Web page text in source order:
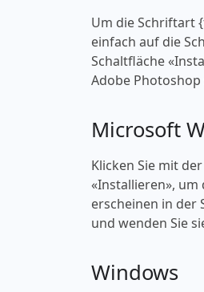
Um die Schriftart
einfach auf die
Schaltfläche
Adobe
Microsoft
Klicken Sie mit
«‎Installieren»,
erscheinen in der
und wenden Sie
Windows